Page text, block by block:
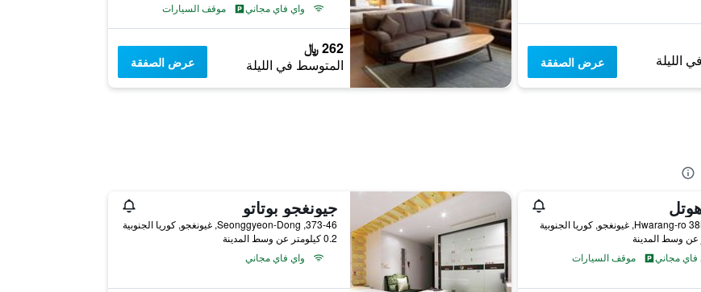
الليلة عرض الصفقة
واي فاي مجاني
موقف السيارات
262 ﷼
المتوسط في الليلة عرض الصفقة
فاي مجاني
موقف السيارات
جيونغجو بوتاتو
373-46, Seonggyeon-Dong, غيونغجو, كوريا الجنوبية
0.2 كيلومتر عن وسط المدينة
واي فاي مجاني